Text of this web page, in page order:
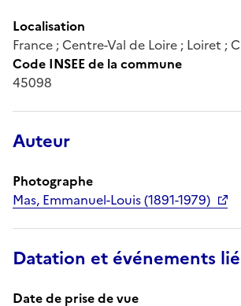
Localisation
France ; Centre-Val de Loire ; Loiret ;
Code INSEE de la commune
45098
Auteur
Photographe
Mas, Emmanuel-Louis (1891-1979)
Datation et événements
Date de prise de vue